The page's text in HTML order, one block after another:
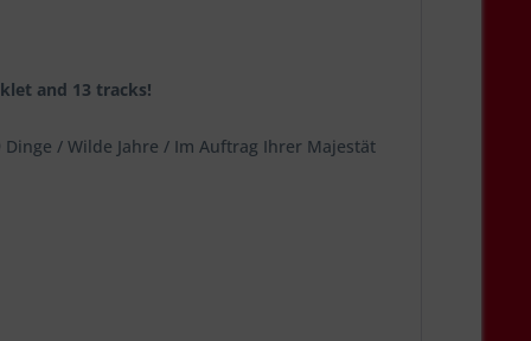
and 13 tracks!
/ Wilde Jahre / Im Auftrag Ihrer Majestät